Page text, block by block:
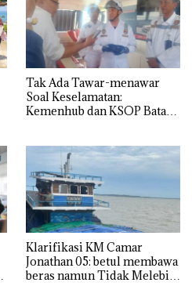
Tak Ada Tawar-menawar
Soal Keselamatan:
Kemenhub dan KSOP Batam
Klarifikasi KM Camar
Jonathan 05: betul membawa
beras namun Tidak Melebihi